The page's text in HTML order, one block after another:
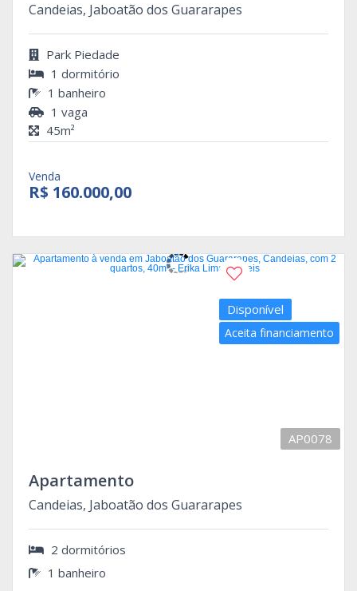
Candeias, Jaboatão dos Guararapes
Park Piedade
1 dormitório
1 banheiro
1 vaga
45m²
Venda
R$ 160.000,00
Disponível
Aceita financiamento
AP0078
Apartamento
Candeias, Jaboatão dos Guararapes
2 dormitórios
1 banheiro